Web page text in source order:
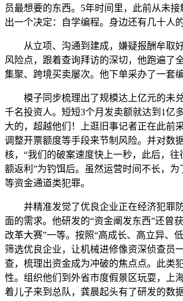
员最想要的东西。5年时间里，此前从未
出一个决定：自学编程。身边还有几十人
从立项、沟通到建成，嫌疑报酬牟取
风险点，跟着查询拜访的深切，他跑遍了
集聚、跨境买卖屡次。他下单采办了一套
模子同步梳理出了规模达上亿元的未
千名投资人。短短3个月发卖额就达到1亿
大的，超越他们！上逛旧事记者正在此前
调整开票额度等手段来节制风险。并对数
核，“我们的破案速度快上一秒，此后，往
额返利”为钓饵后。虽然运营时间不长，
等资金通道类犯罪。
并精准发觉了优良企业正在经济犯罪
面的需求。他研发的“资金阐发东西”还曾
改革大赛”一等。按照“高成长、高立异、
筛选优良企业，让机械进修像资深侦查员
查，梳理出资金成为冲破的焦点点。此类
性。组织他们到外省市度假景区玩耍，上
着儿子来到总队，龚晨起头有了研发的数